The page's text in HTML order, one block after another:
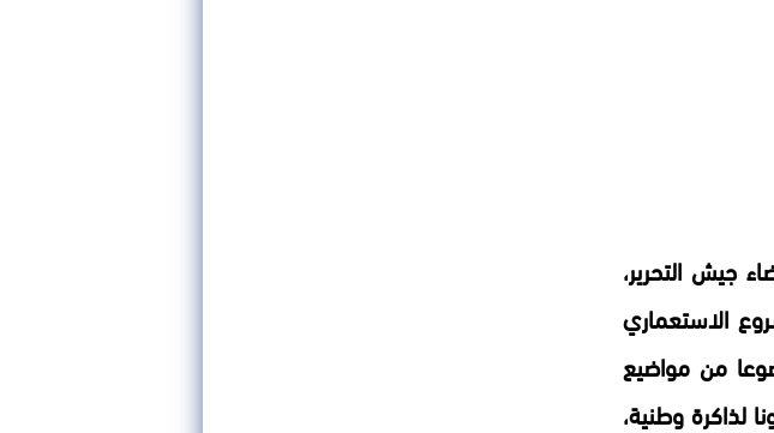
جيش التحرير،
الاستعماري
من مواضيع
لذاكرة وطنية،